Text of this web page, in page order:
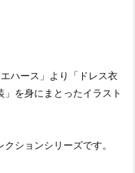
ハース」より「ドレス衣
を身にまとったイラスト
ションシリーズです。